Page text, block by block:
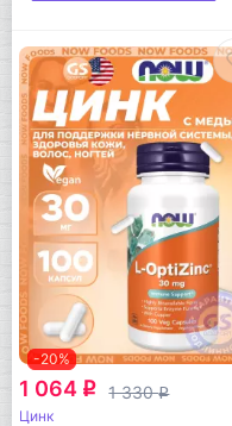
-20%
1 064 q 1 330q
Цинк